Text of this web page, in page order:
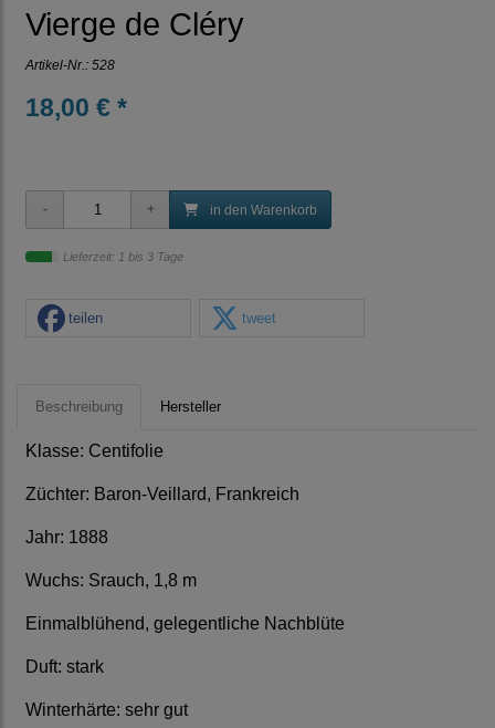
Vierge de Cléry
Artikel-Nr.: 528
18,00 € *
in den Warenkorb
Lieferzeit: 1 bis 3 Tage
teilen tweet
Beschreibung Hersteller
Klasse: Centifolie
Züchter: Baron-Veillard, Frankreich
Jahr: 1888
Wuchs: Srauch, 1,8 m
Einmalblühend, gelegentliche Nachblüte
Duft: stark
Winterhärte: sehr gut